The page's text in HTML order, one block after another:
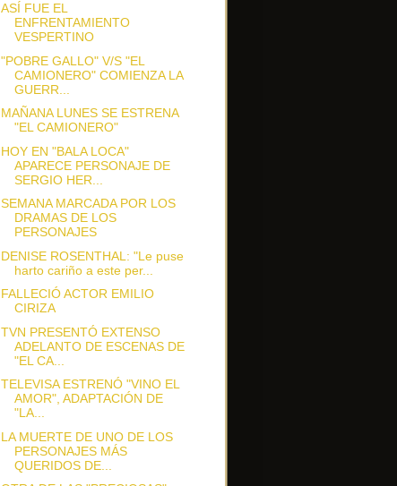
ASÍ FUE EL
ENFRENTAMIENTO
VESPERTINO
"POBRE GALLO" V/S "EL
CAMIONERO" COMIENZA LA
GUERR...
MAÑANA LUNES SE ESTRENA
"EL CAMIONERO"
HOY EN "BALA LOCA"
APARECE PERSONAJE DE
SERGIO HER...
SEMANA MARCADA POR LOS
DRAMAS DE LOS
PERSONAJES
DENISE ROSENTHAL: "Le puse
harto cariño a este per...
FALLECIÓ ACTOR EMILIO
CIRIZA
TVN PRESENTÓ EXTENSO
ADELANTO DE ESCENAS DE
"EL CA...
TELEVISA ESTRENÓ "VINO EL
AMOR", ADAPTACIÓN DE
"LA...
LA MUERTE DE UNO DE LOS
PERSONAJES MÁS
QUERIDOS DE...